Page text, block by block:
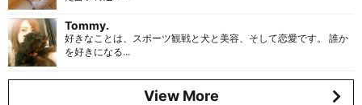
Tommy.
好きなことは、スポーツ観戦と犬と美容、そして恋愛です。 誰か
を好きになる...
View More